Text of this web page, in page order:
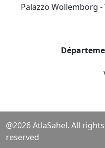
Palazzo Wollemborg -
@2026 AtlaSahel. All rights
reserved